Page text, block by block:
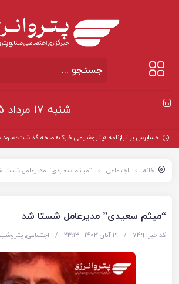
شنبه ۱۷ مرداد ۱۴۰۵
حسابرس بر ترازنامه «پتروشیمی خارک» صحه گذاشت؛ سود
خانه اجتماعی “میثم سعیدی” مدیرعامل شستا
“میثم سعیدی” مدیرعامل شستا شد
کد خبر: 749 / 19 آبان 1403 - ۲۳:۱۳ / اجتماعی,